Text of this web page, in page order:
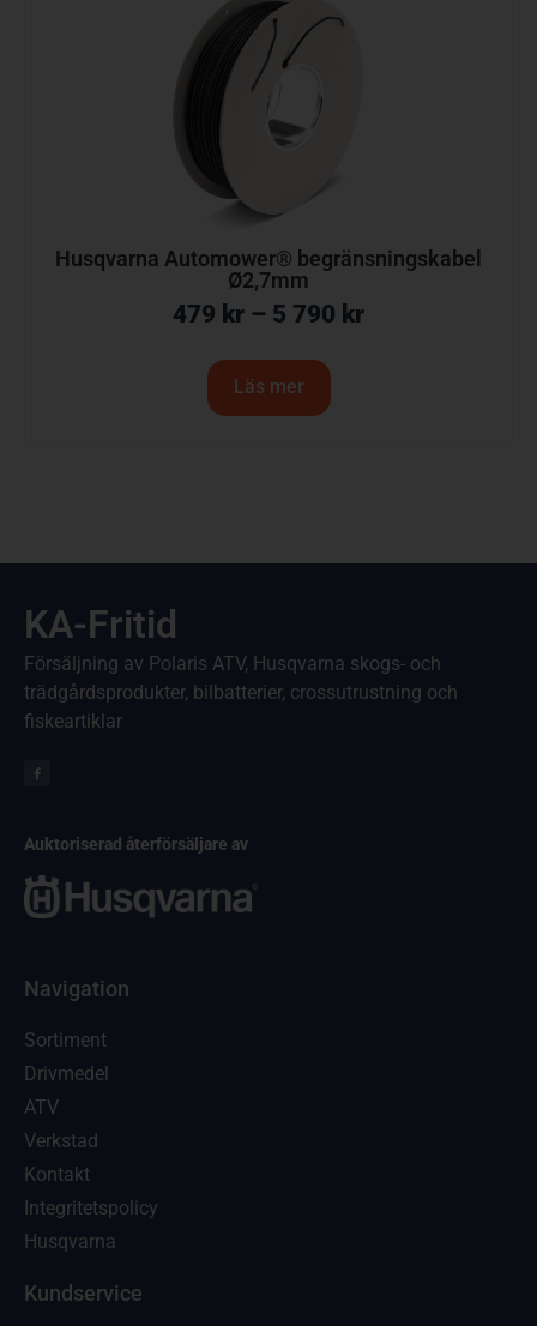
Husqvarna Automower® begränsningskabel
Ø2,7mm
479 kr – 5 790 kr
Läs mer
KA-Fritid
Försäljning av Polaris ATV, Husqvarna skogs- och
trädgårdsprodukter, bilbatterier, crossutrustning och
fiskeartiklar
Auktoriserad återförsäljare av
Navigation
Sortiment
Drivmedel
ATV
Verkstad
Kontakt
Integritetspolicy
Husqvarna
Kundservice